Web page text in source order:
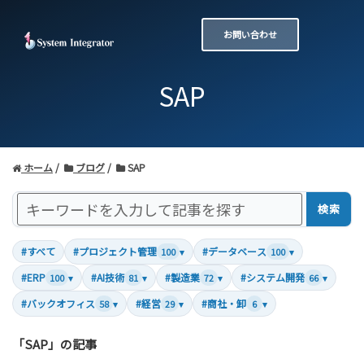
お問い合わせ
SAP
ホーム ブログ SAP
検索
#すべて #プロジェクト管理 100 ▾ #データベース 100 ▾
#ERP 100 ▾ #AI技術 81 ▾ #製造業 72 ▾ #システム開発 66 ▾
#バックオフィス 58 ▾ #経営 29 ▾ #商社・卸 6 ▾
「SAP」の記事